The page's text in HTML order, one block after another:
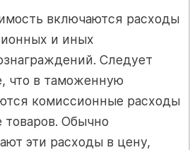
включаются расходы
и иных
Следует
что в таможенную
комиссионные расходы
Обычно
эти расходы в цену,